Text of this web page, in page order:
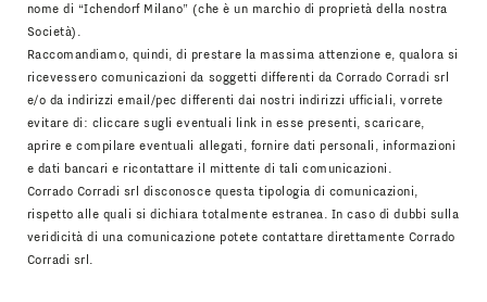
nome di “Ichendorf Milano” (che è un marchio di proprietà della nostra
Società).
Raccomandiamo, quindi, di prestare la massima attenzione e, qualora si
ricevessero comunicazioni da soggetti differenti da Corrado Corradi srl
e/o da indirizzi email/pec differenti dai nostri indirizzi ufficiali, vorrete
evitare di: cliccare sugli eventuali link in esse presenti, scaricare,
aprire e compilare eventuali allegati, fornire dati personali, informazioni
e dati bancari e ricontattare il mittente di tali comunicazioni.
Corrado Corradi srl disconosce questa tipologia di comunicazioni,
rispetto alle quali si dichiara totalmente estranea. In caso di dubbi sulla
veridicità di una comunicazione potete contattare direttamente Corrado
Corradi srl.